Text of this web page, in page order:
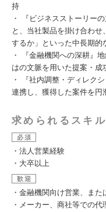
持
・ 『ビジネスストーリー
と、当社製品を掛け合わ
するか」といった中長期的
・ 『金融機関への深耕』
はの文脈を用いた提案・成
・ 『社内調整・ディレク
連携し、獲得した案件を円
求められるスキ
必須
・法人営業経験
・大卒以上
歓迎
・金融機関向け営業、ま
・メーカー、商社等での代